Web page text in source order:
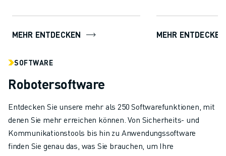
MEHR ENTDECKEN
sie eine Art
MEHR ENTDECKEN
SOFTWARE
Robotersoftware
Entdecken Sie unsere mehr als 250 Softwarefunktionen, mit
denen Sie mehr erreichen können. Von Sicherheits- und
Kommunikationstools bis hin zu Anwendungssoftware
finden Sie genau das, was Sie brauchen, um Ihre